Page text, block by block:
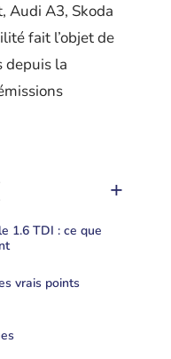
Audi A3, Skoda
fait l’objet de
depuis la
1.6 TDI : ce que
vrais points